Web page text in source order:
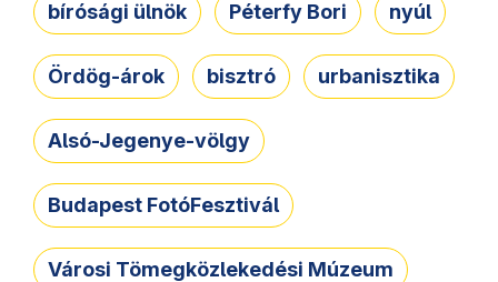
bírósági ülnök Péterfy Bori nyúl
Ördög-árok bisztró urbanisztika
Alsó-Jegenye-völgy
Budapest FotóFesztivál
Városi Tömegközlekedési Múzeum